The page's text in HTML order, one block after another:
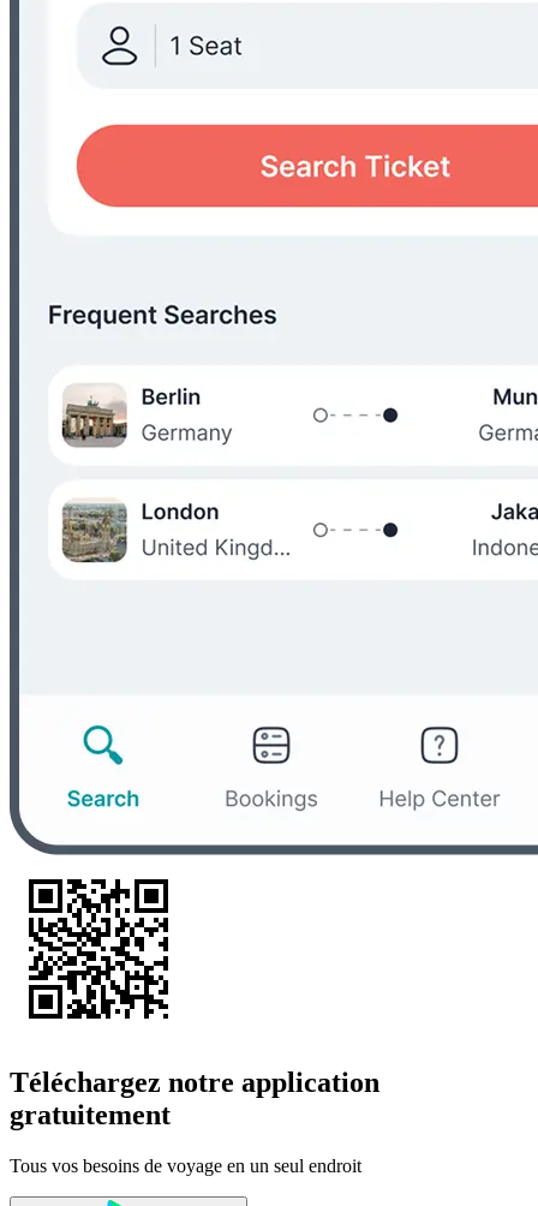
Téléchargez notre application
gratuitement
Tous vos besoins de voyage en un seul endroit